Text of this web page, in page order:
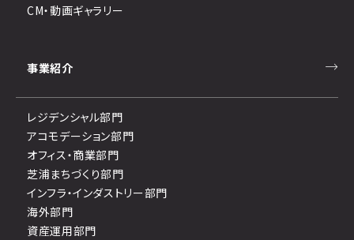
CM・動画ギャラリー
事業紹介
レジデンシャル部門
アコモデーション部門
オフィス・商業部門
芝浦まちづくり部門
インフラ・インダストリー部門
海外部門
資産運用部門